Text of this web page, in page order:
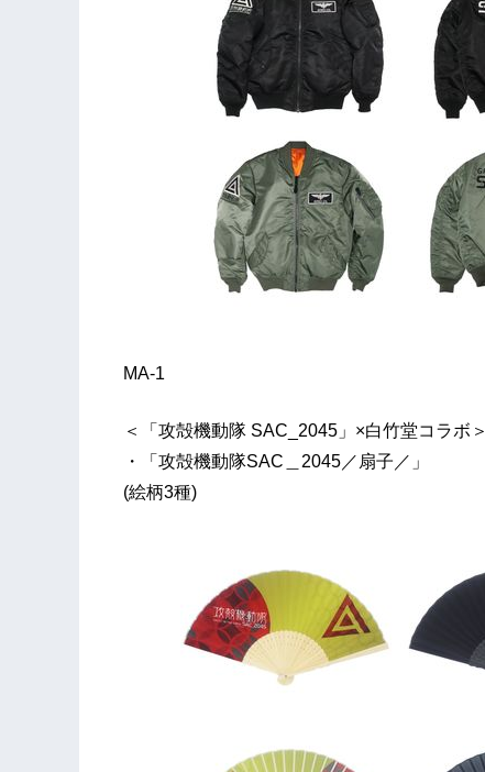
MA-1
＜「攻殻機動隊 SAC_2045」×白竹堂コラボ＞
・「攻殻機動隊SAC＿2045／扇子／」
(絵柄3種)